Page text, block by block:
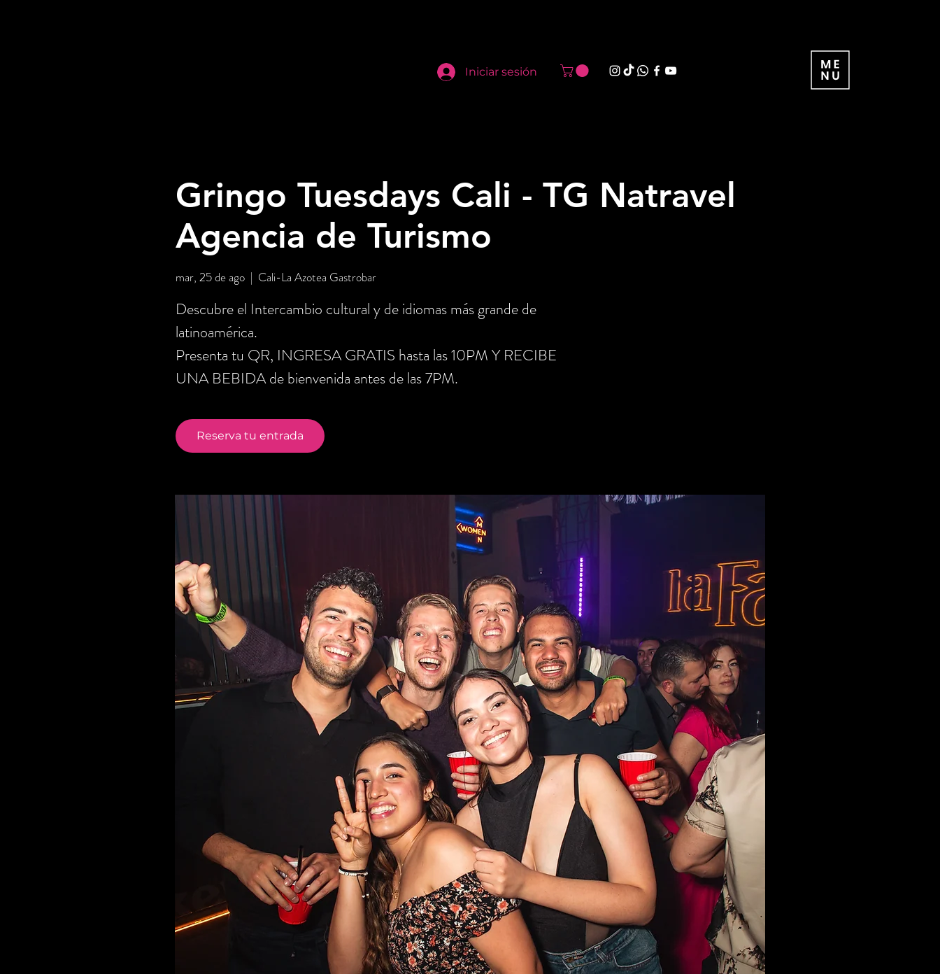
Iniciar sesión
Gringo Tuesdays Cali - TG Natravel
Agencia de Turismo
mar, 25 de ago
  |
Cali-La Azotea Gastrobar
Descubre el Intercambio cultural y de idiomas más grande de
latinoamérica.
Presenta tu QR, INGRESA GRATIS hasta las 10PM Y RECIBE
UNA BEBIDA de bienvenida antes de las 7PM.
Reserva tu entrada